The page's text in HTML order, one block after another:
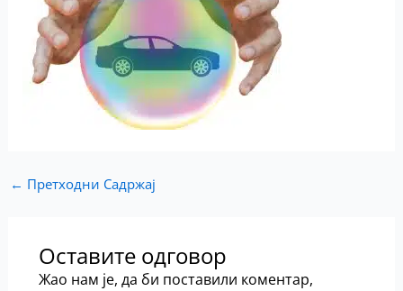
← Претходни Садржај
Оставите одговор
Жао нам је, да би поставили коментар,